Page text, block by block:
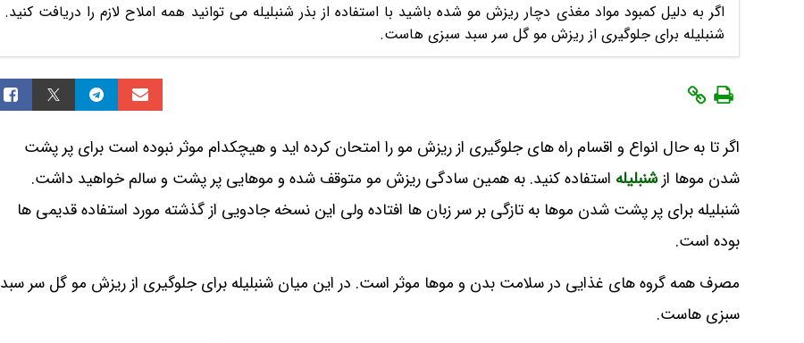
اگر به دلیل کمبود مواد مغذی دچار ریزش مو شده باشید با استفاده از بذر شنبلیله می توانید همه املاح لازم را دریافت کنید.
شنبلیله برای جلوگیری از ریزش مو گل سر سبد سبزی هاست.
اگر تا به حال انواع و اقسام راه های جلوگیری از ریزش مو را امتحان کرده اید و هیچکدام موثر نبوده است برای پر پشت
شدن موها ازشنبلیله استفاده کنید. به همین سادگی ریزش مو متوقف شده و موهایی پر پشت و سالم خواهید داشت.
شنبلیله برای پر پشت شدن موها به تازگی بر سر زبان ها افتاده ولی این نسخه جادویی از گذشته مورد استفاده قدیمی ها
بوده است.
مصرف همه گروه های غذایی در سلامت بدن و موها موثر است. در این میان شنبلیله برای جلوگیری از ریزش مو گل سر سبد
سبزی هاست.